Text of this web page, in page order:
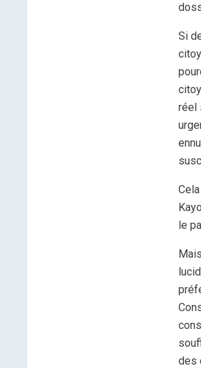
Si
réel
le
des